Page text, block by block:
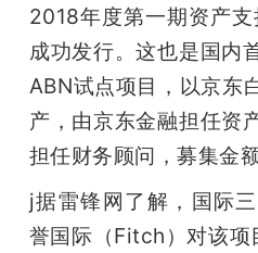
开
课
活
2018年度第一期资产
成功发行。这也是国内
ABN试点项目，以京东
产，由京东金融担任资
担任财务顾问，募集金
j据雷锋网了解，国际
誉国际（Fitch）对该项